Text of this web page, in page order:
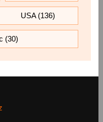
USA(136)
(30)